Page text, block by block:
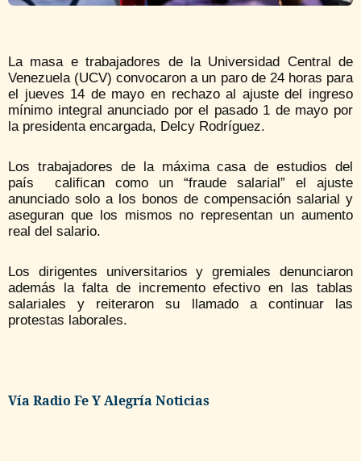
La masa e trabajadores de la Universidad Central de
Venezuela (UCV) convocaron a un paro de 24 horas para
el jueves 14 de mayo en rechazo al ajuste del ingreso
mínimo integral anunciado por el pasado 1 de mayo por
la presidenta encargada, Delcy Rodríguez.
Los trabajadores de la máxima casa de estudios del
país califican como un “fraude salarial” el ajuste
anunciado solo a los bonos de compensación salarial y
aseguran que los mismos no representan un aumento
real del salario.
Los dirigentes universitarios y gremiales denunciaron
además la falta de incremento efectivo en las tablas
salariales y reiteraron su llamado a continuar las
protestas laborales.
Vía Radio Fe Y Alegría Noticias